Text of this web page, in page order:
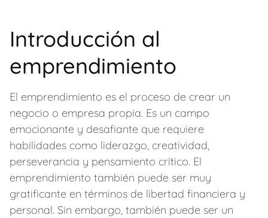
Introducción al
emprendimiento
El emprendimiento es el proceso de crear un
negocio o empresa propia. Es un campo
emocionante y desafiante que requiere
habilidades como liderazgo, creatividad,
perseverancia y pensamiento crítico. El
emprendimiento también puede ser muy
gratificante en términos de libertad financiera y
personal. Sin embargo, también puede ser un